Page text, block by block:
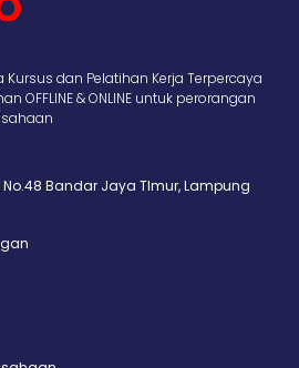
dan Pelatihan Kerja Terpercaya
OFFLINE & ONLINE untuk perorangan
Bandar Jaya TImur, Lampung